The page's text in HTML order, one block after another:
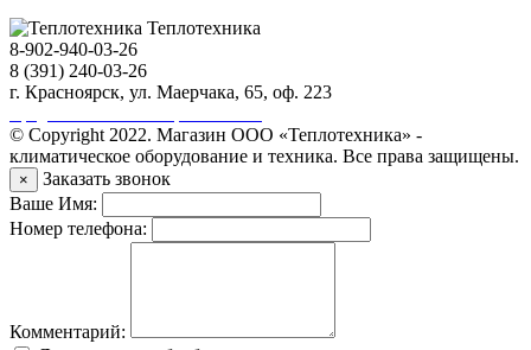
Теплотехника
8-902-940-03-26
8 (391) 240-03-26
г. Красноярск, ул. Маерчака, 65, оф. 223
© Copyright 2022. Магазин ООО «Теплотехника» -
климатическое оборудование и техника. Все права защищены.
×
Заказать звонок
Ваше Имя:
Номер телефона:
Комментарий: